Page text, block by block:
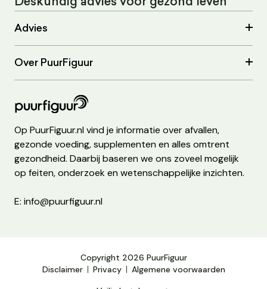
Advies
Over PuurFiguur
Op PuurFiguur.nl vind je informatie over afvallen,
gezonde voeding, supplementen en alles omtrent
gezondheid. Daarbij baseren we ons zoveel mogelijk
op feiten, onderzoek en wetenschappelijke inzichten.
E: info@puurfiguur.nl
Copyright 2026 PuurFiguur
Disclaimer
Privacy
Algemene voorwaarden